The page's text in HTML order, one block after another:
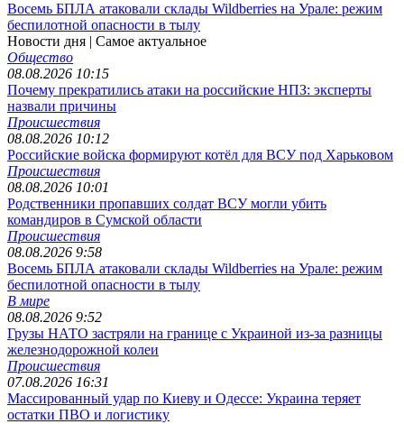
Восемь БПЛА атаковали склады Wildberries на Урале: режим
беспилотной опасности в тылу
Новости дня | Самое актуальное
Общество
08.08.2026 10:15
Почему прекратились атаки на российские НПЗ: эксперты
назвали причины
Происшествия
08.08.2026 10:12
Российские войска формируют котёл для ВСУ под Харьковом
Происшествия
08.08.2026 10:01
Родственники пропавших солдат ВСУ могли убить
командиров в Сумской области
Происшествия
08.08.2026 9:58
Восемь БПЛА атаковали склады Wildberries на Урале: режим
беспилотной опасности в тылу
В мире
08.08.2026 9:52
Грузы НАТО застряли на границе с Украиной из-за разницы
железнодорожной колеи
Происшествия
07.08.2026 16:31
Массированный удар по Киеву и Одессе: Украина теряет
остатки ПВО и логистику